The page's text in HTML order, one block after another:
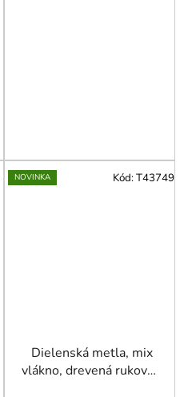
NOVINKA
Dielenská metla, mix
vlákno, drevená rukoväť,
Kód:T43749